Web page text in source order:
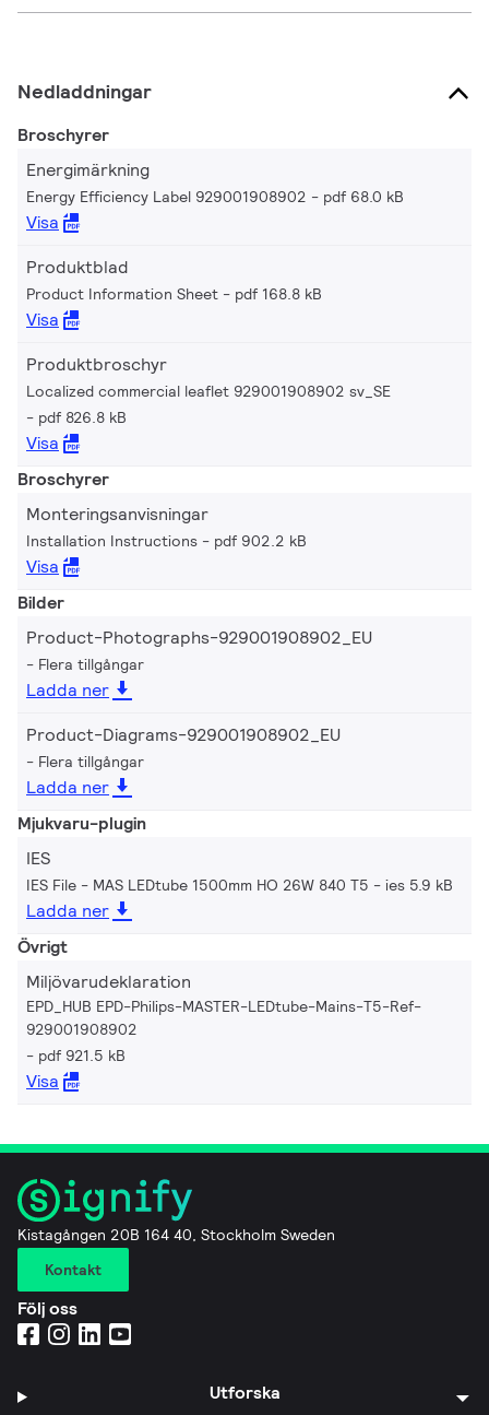
Nedladdningar
Broschyrer
Energimärkning
Energy Efficiency Label 929001908902 pdf 68.0 kB
Visa
Produktblad
Product Information Sheet pdf 168.8 kB
Visa
Produktbroschyr
Localized commercial leaflet 929001908902 sv_SE
pdf 826.8 kB
Visa
Broschyrer
Monteringsanvisningar
Installation Instructions pdf 902.2 kB
Visa
Bilder
Product-Photographs-929001908902_EU
Flera tillgångar
Ladda ner
Product-Diagrams-929001908902_EU
Flera tillgångar
Ladda ner
Mjukvaru-plugin
IES
IES File - MAS LEDtube 1500mm HO 26W 840 T5 ies 5.9 kB
Ladda ner
Övrigt
Miljövarudeklaration
EPD_HUB EPD-Philips-MASTER-LEDtube-Mains-T5-Ref-
929001908902
pdf 921.5 kB
Visa
Kistagången 20B 164 40, Stockholm Sweden
Kontakt
Följ oss
Utforska